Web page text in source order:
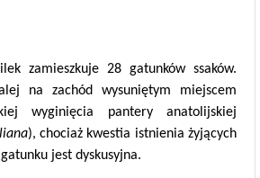
zamieszkuje 28 gatunków ssaków.
na zachód wysuniętym miejscem
wyginięcia pantery anatolijskiej
), chociaż kwestia istnienia żyjących
jest dyskusyjna.